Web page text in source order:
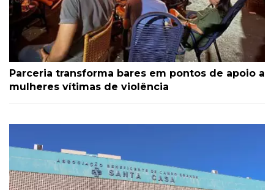
Parceria transforma bares em pontos de apoio a
mulheres vítimas de violência